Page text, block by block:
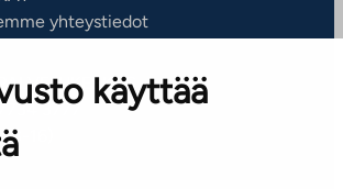
käyttää
yhteystiedot
3777
8-16)